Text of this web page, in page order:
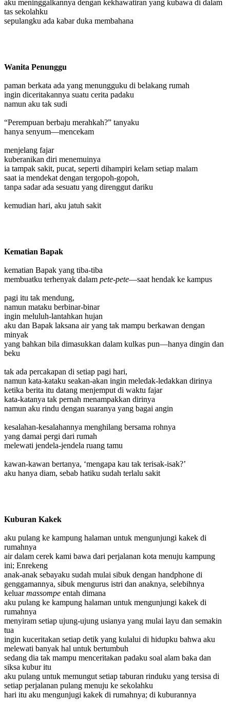
aku meninggalkannya dengan kekhawatiran yang kubawa di dalam
tas sekolahku
sepulangku ada kabar duka membahana
Wanita Penunggu
paman berkata ada yang menungguku di belakang rumah
ingin diceritakannya suatu cerita padaku
namun aku tak sudi
“Perempuan berbaju merahkah?” tanyaku
hanya senyum—mencekam
menjelang fajar
kuberanikan diri menemuinya
ia tampak sakit, pucat, seperti dihampiri kelam setiap malam
saat ia mendekat dengan tergopoh-gopoh,
tanpa sadar ada sesuatu yang direnggut dariku
kemudian hari, aku jatuh sakit
Kematian Bapak
kematian Bapak yang tiba-tiba
membuatku terhenyak dalam pete-pete—saat hendak ke kampus
pagi itu tak mendung,
namun mataku berbinar-binar
ingin meluluh-lantahkan hujan
aku dan Bapak laksana air yang tak mampu berkawan dengan
minyak
yang bahkan bila dimasukkan dalam kulkas pun—hanya dingin dan
beku
tak ada percakapan di setiap pagi hari,
namun kata-kataku seakan-akan ingin meledak-ledakkan dirinya
ketika berita itu datang menjemput di waktu fajar
kata-katanya tak pernah menampakkan dirinya
namun aku rindu dengan suaranya yang bagai angin
kesalahan-kesalahannya menghilang bersama rohnya
yang damai pergi dari rumah
melewati jendela-jendela ruang tamu
kawan-kawan bertanya, ‘mengapa kau tak terisak-isak?’
aku hanya diam, sebab hatiku sudah terlalu sakit
Kuburan Kakek
aku pulang ke kampung halaman untuk mengunjungi kakek di
rumahnya
air dalam cerek kami bawa dari perjalanan kota menuju kampung
ini; Enrekeng
anak-anak sebayaku sudah mulai sibuk dengan handphone di
genggamannya, sibuk mengurus istri dan anaknya, selebihnya
keluarmassompe entah dimana
aku pulang ke kampung halaman untuk mengunjungi kakek di
rumahnya
menyiram setiap ujung-ujung usianya yang mulai layu dan semakin
tua
ingin kuceritakan setiap detik yang kulalui di hidupku bahwa aku
melewati banyak hal untuk bertumbuh
sedang dia tak mampu menceritakan padaku soal alam baka dan
siksa kubur itu
aku pulang untuk memungut setiap taburan rinduku yang tersisa di
setiap perjalanan pulang menuju ke sekolahku
hari itu aku mengunjugi kakek di rumahnya; di kuburannya